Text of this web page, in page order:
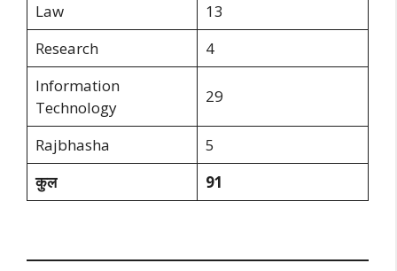
Law
13
Research
4
Information
Technology
29
Rajbhasha
5
कुल
91